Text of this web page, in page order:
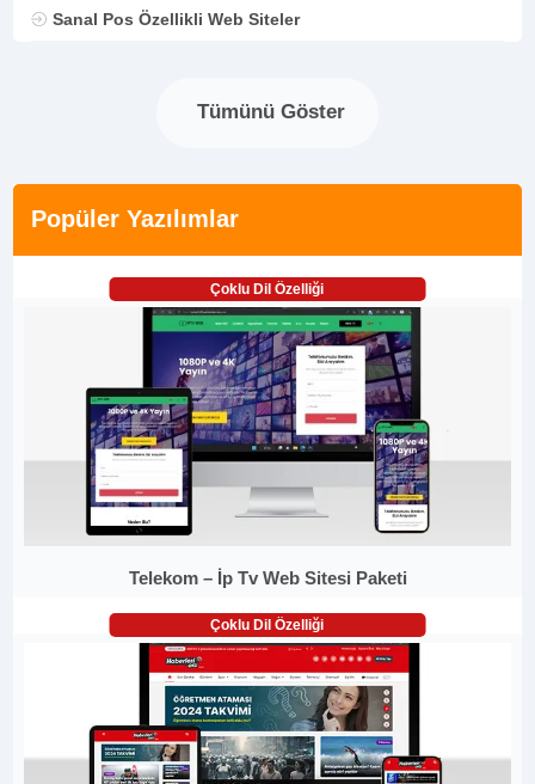
Sanal Pos Özellikli Web Siteler
Tümünü Göster
Popüler Yazılımlar
Çoklu Dil Özelliği
Telekom – İp Tv Web Sitesi Paketi
Çoklu Dil Özelliği